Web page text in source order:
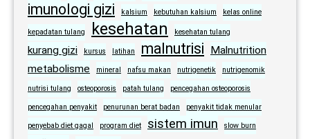
imunologi gizi kalsium kebutuhan kalsium kelas online
kepadatan tulang kesehatan kesehatan tulang
kurang gizi kursus latihan malnutrisi
Malnutrition
metabolisme
mineral nafsu makan nutrigenetik nutrigenomik
nutrisi tulang osteoporosis patah tulang pencegahan osteoporosis
pencegahan penyakit penurunan berat badan penyakit tidak menular
penyebab diet gagal program diet sistem imun slow burn